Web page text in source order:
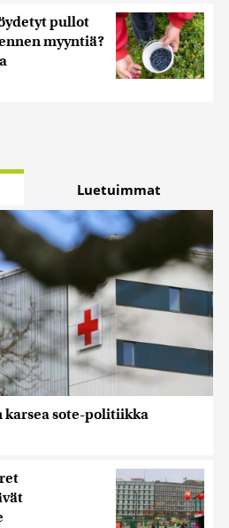
pullot
myyntiä?
Luetuimmat
sote-politiikka